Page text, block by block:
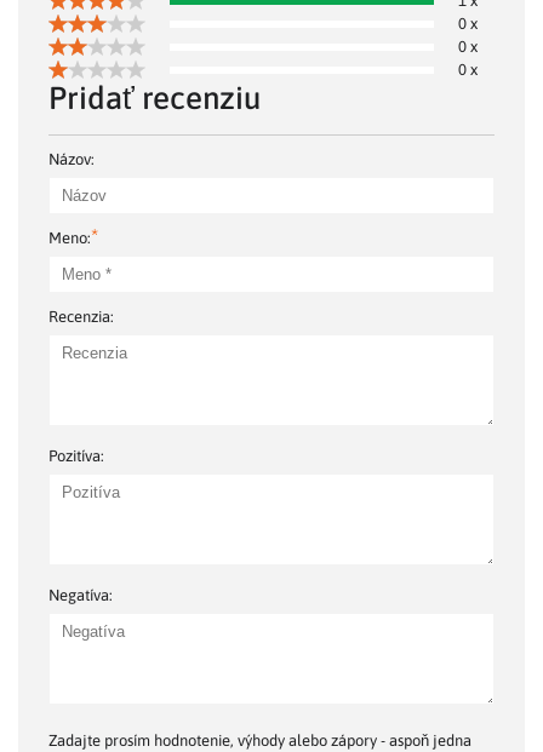
0 x
0 x
0 x
Pridať recenziu
Názov:
Meno:*
Recenzia:
Pozitíva:
Negatíva:
Zadajte prosím hodnotenie, výhody alebo zápory - aspoň jedna